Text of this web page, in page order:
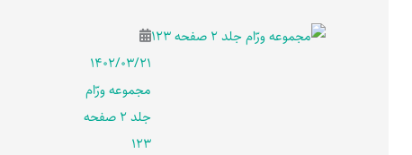
۱۴۰۲/۰۳/۲۱
مجموعه ورّام
جلد 2 صفحه
123